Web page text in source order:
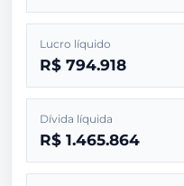
Lucro líquido
R$ 794.918
Dívida líquida
R$ 1.465.864